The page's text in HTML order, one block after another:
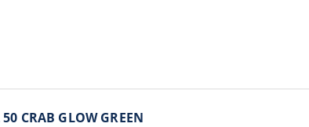
CRAB GLOW GREEN